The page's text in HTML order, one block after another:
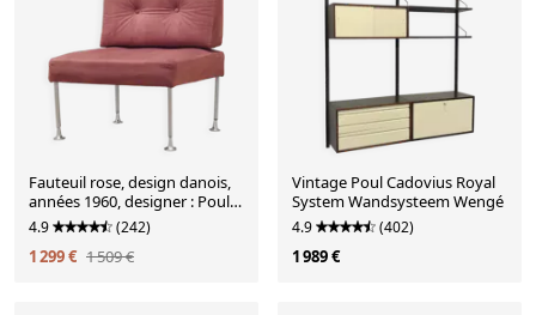
Fauteuil rose, design danois,
années 1960, designer : Poul
Cadovius, éditeur : France &
4.9 (242)
1 299 € 1 509 €
Vintage Poul Cadovius Royal
System Wandsysteem Wengé
4.9 (402)
1 989 €